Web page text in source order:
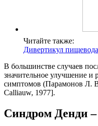
Читайте также:
Дивертикул пищевода
В большинстве случаев
значительное улучшение и
симптомов (Парамонов Л.
Calliauw, 1977].
Синдром Денди –